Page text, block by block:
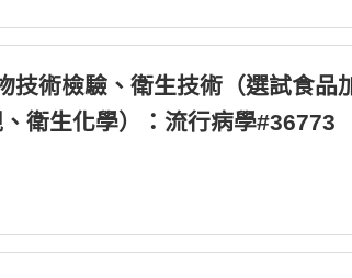
術檢驗、衛生技術（選試食
衛生化學）：流行病學#36773